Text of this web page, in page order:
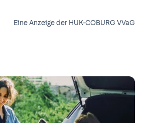
Eine Anzeige der HUK-COBURG VVaG